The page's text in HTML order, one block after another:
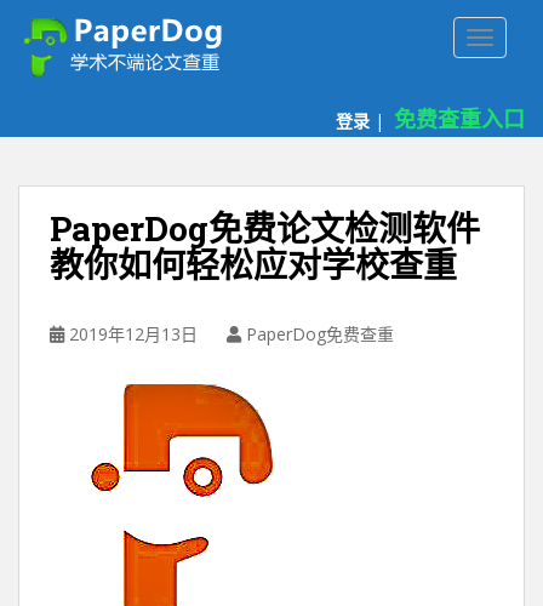
登录 | 免费查重入口
PaperDog免费论文检测软件
教你如何轻松应对学校查重
2019年12月13日 PaperDog免费查重